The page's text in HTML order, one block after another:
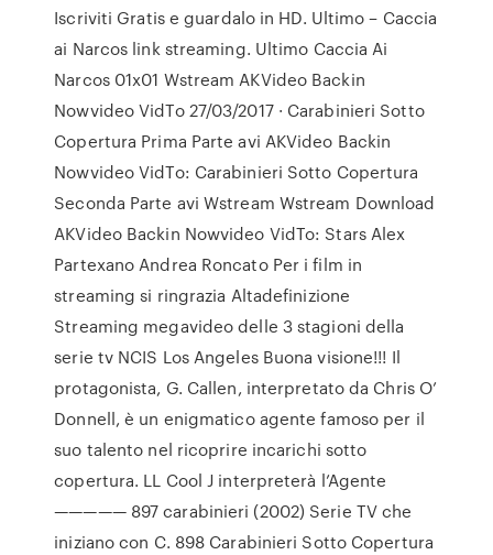
Iscriviti Gratis e guardalo in HD. Ultimo – Caccia
ai Narcos link streaming. Ultimo Caccia Ai
Narcos 01x01 Wstream AKVideo Backin
Nowvideo VidTo 27/03/2017 · Carabinieri Sotto
Copertura Prima Parte avi AKVideo Backin
Nowvideo VidTo: Carabinieri Sotto Copertura
Seconda Parte avi Wstream Wstream Download
AKVideo Backin Nowvideo VidTo: Stars Alex
Partexano Andrea Roncato Per i film in
streaming si ringrazia Altadefinizione
Streaming megavideo delle 3 stagioni della
serie tv NCIS Los Angeles Buona visione!!! Il
protagonista, G. Callen, interpretato da Chris O’
Donnell, è un enigmatico agente famoso per il
suo talento nel ricoprire incarichi sotto
copertura. LL Cool J interpreterà l’Agente
————— 897 carabinieri (2002) Serie TV che
iniziano con C. 898 Carabinieri Sotto Copertura